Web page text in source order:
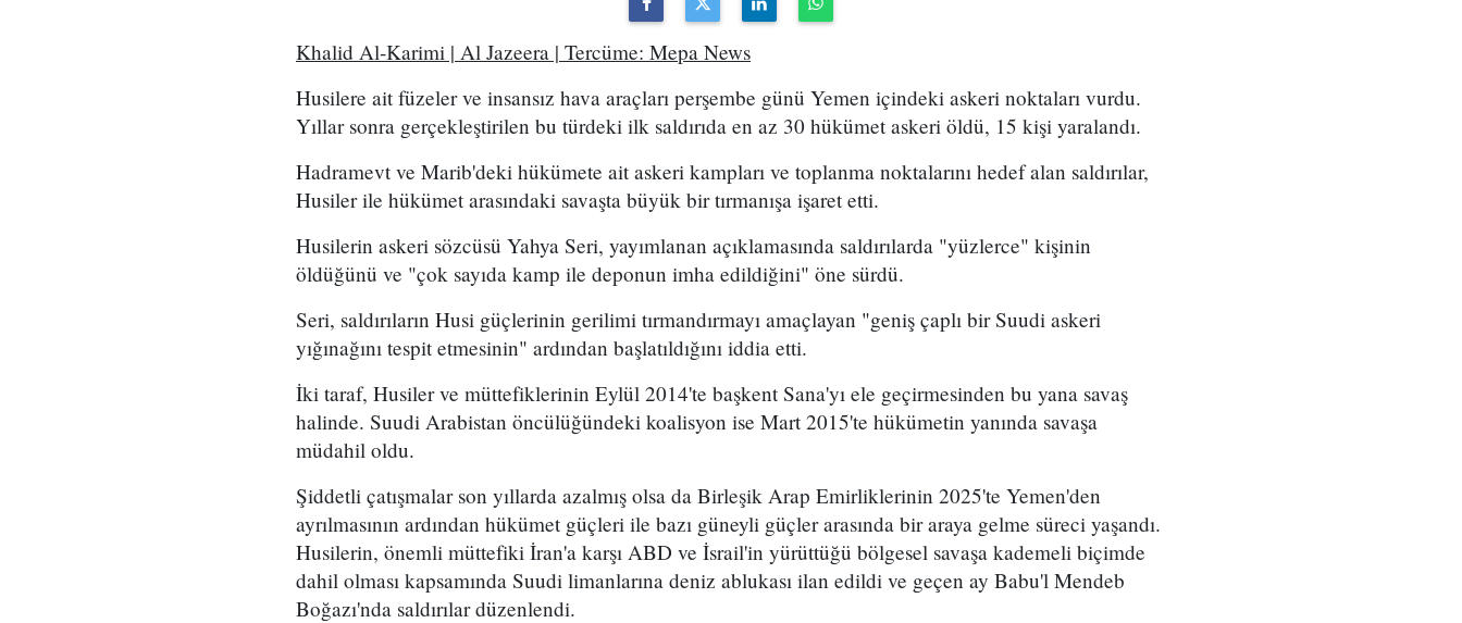
Khalid Al-Karimi | Al Jazeera | Tercüme: Mepa News
Husilere ait füzeler ve insansız hava araçları perşembe günü Yemen içindeki askeri noktaları vurdu.
Yıllar sonra gerçekleştirilen bu türdeki ilk saldırıda en az 30 hükümet askeri öldü, 15 kişi yaralandı.
Hadramevt ve Marib'deki hükümete ait askeri kampları ve toplanma noktalarını hedef alan saldırılar,
Husiler ile hükümet arasındaki savaşta büyük bir tırmanışa işaret etti.
Husilerin askeri sözcüsü Yahya Seri, yayımlanan açıklamasında saldırılarda "yüzlerce" kişinin
öldüğünü ve "çok sayıda kamp ile deponun imha edildiğini" öne sürdü.
Seri, saldırıların Husi güçlerinin gerilimi tırmandırmayı amaçlayan "geniş çaplı bir Suudi askeri
yığınağını tespit etmesinin" ardından başlatıldığını iddia etti.
İki taraf, Husiler ve müttefiklerinin Eylül 2014'te başkent Sana'yı ele geçirmesinden bu yana savaş
halinde. Suudi Arabistan öncülüğündeki koalisyon ise Mart 2015'te hükümetin yanında savaşa
müdahil oldu.
Şiddetli çatışmalar son yıllarda azalmış olsa da Birleşik Arap Emirliklerinin 2025'te Yemen'den
ayrılmasının ardından hükümet güçleri ile bazı güneyli güçler arasında bir araya gelme süreci yaşandı.
Husilerin, önemli müttefiki İran'a karşı ABD ve İsrail'in yürüttüğü bölgesel savaşa kademeli biçimde
dahil olması kapsamında Suudi limanlarına deniz ablukası ilan edildi ve geçen ay Babu'l Mendeb
Boğazı'nda saldırılar düzenlendi.